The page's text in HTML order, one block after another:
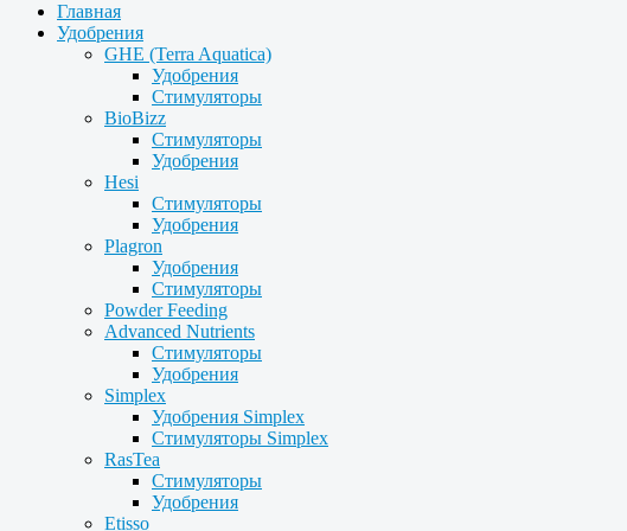
Главная
Удобрения
GHE (Terra Aquatica)
Удобрения
Стимуляторы
BioBizz
Стимуляторы
Удобрения
Hesi
Стимуляторы
Удобрения
Plagron
Удобрения
Стимуляторы
Powder Feeding
Advanced Nutrients
Стимуляторы
Удобрения
Simplex
Удобрения Simplex
Стимуляторы Simplex
RasTea
Стимуляторы
Удобрения
Etisso